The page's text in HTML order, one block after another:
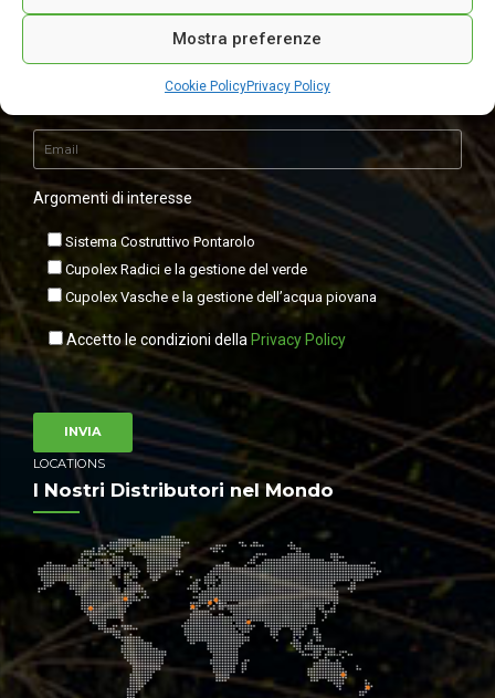
Mostra preferenze
Cookie PolicyPrivacy Policy
Argomenti di interesse
Sistema Costruttivo Pontarolo
Cupolex Radici e la gestione del verde
Cupolex Vasche e la gestione dell’acqua piovana
Accetto le condizioni della Privacy Policy
LOCATIONS
I Nostri Distributori nel Mondo